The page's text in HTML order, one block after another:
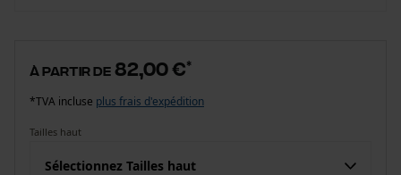
à partir de 82,00 €*
*TVA incluse plus frais d'expédition
Tailles haut
Sélectionnez Tailles haut